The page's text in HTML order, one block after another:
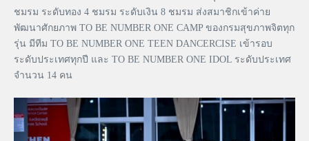
ชมรม ระดับทอง 4 ชมรม ระดับเงิน 8 ชมรม ส่งสมาชิกเข้าค่าย
พัฒนาศักยภาพ TO BE NUMBER ONE CAMP ของกรมสุขภาพจิตทุก
รุ่น มีทีม TO BE NUMBER ONE TEEN DANCERCISE เข้ารอบ
ระดับประเทศทุกปี และ TO BE NUMBER ONE IDOL ระดับประเทศ
จำนวน 14 คน